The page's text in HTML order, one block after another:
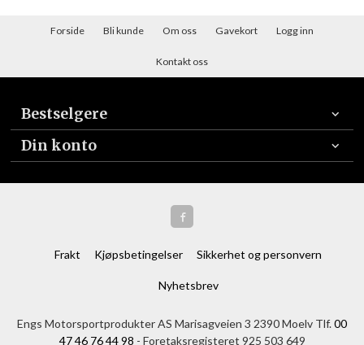
Forside Bli kunde Om oss Gavekort Logg inn
Kontakt oss
Bestselgere
Din konto
Frakt Kjøpsbetingelser Sikkerhet og personvern
Nyhetsbrev
Engs Motorsportprodukter AS Marisagveien 3 2390 Moelv Tlf.00
47 46 76 44 98 - Foretaksregisteret 925 503 649